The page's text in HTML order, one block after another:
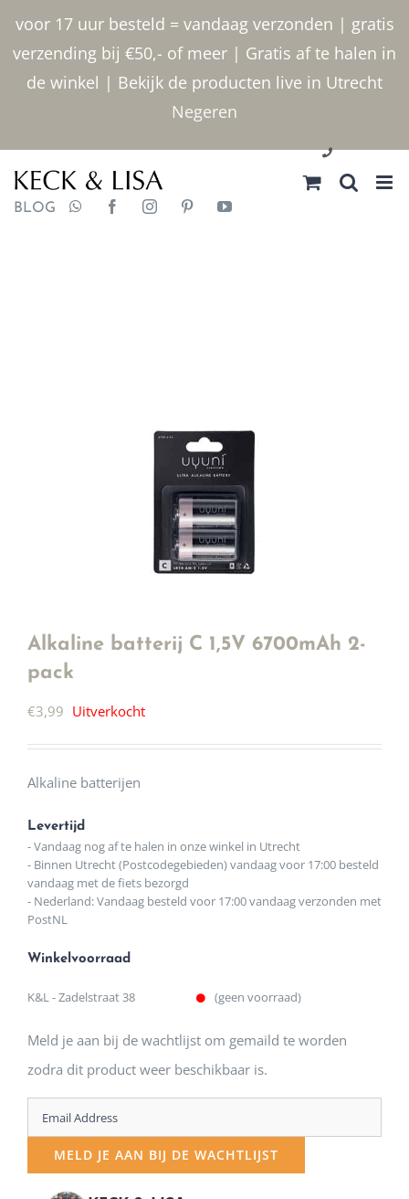
voor 17 uur besteld = vandaag verzonden | gratis
verzending bij €50,- of meer | Gratis af te halen in
de winkel | Bekijk de producten live in Utrecht
Negeren
inhoud
030 2400000
BLOG
Alkaline batterij C 1,5V 6700mAh 2-
pack
€3,99 Uitverkocht
Alkaline batterijen
Levertijd
- Vandaag nog af te halen in onze winkel in Utrecht
- Binnen Utrecht (Postcodegebieden) vandaag voor 17:00 besteld
vandaag met de fiets bezorgd
- Nederland: Vandaag besteld voor 17:00 vandaag verzonden met
PostNL
Winkelvoorraad
K&L - Zadelstraat 38 (geen voorraad)
Meld je aan bij de wachtlijst om gemaild te worden
zodra dit product weer beschikbaar is.
Enter
your
email
MELD JE AAN BIJ DE WACHTLIJST